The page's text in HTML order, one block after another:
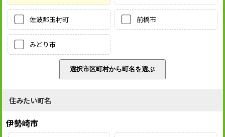
佐波郡玉村町 前橋市
みどり市
住みたい町名
伊勢崎市